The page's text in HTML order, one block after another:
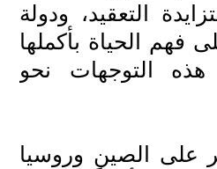
التعقيد، ودولة
فهم الحياة بأكملها
التوجهات نحو
على الصين وروسيا